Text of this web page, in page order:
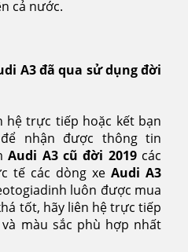
cả nước.
A3 đã qua sử dụng đời
hệ trực tiếp hoặc kết bạn
nhận được thông tin
Audi A3cũ đời 2019các
tế các dòng xeAudi A3
luôn được mua
tốt, hãy liên hệ trực tiếp
màu sắc phù hợp nhất